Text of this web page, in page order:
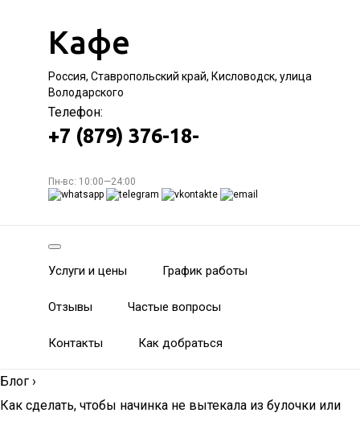
Кафе
Россия, Ставропольский край, Кисловодск, улица
Володарского
Телефон:
+7 (879) 376-18-
Пн-вс: 10:00—24:00
Услуги и цены График работы
Отзывы Частые вопросы
Контакты Как добраться
Блог ›
Как сделать, чтобы начинка не вытекала из булочки или